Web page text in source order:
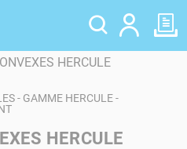
- GAMME HERCULE -
HERCULE